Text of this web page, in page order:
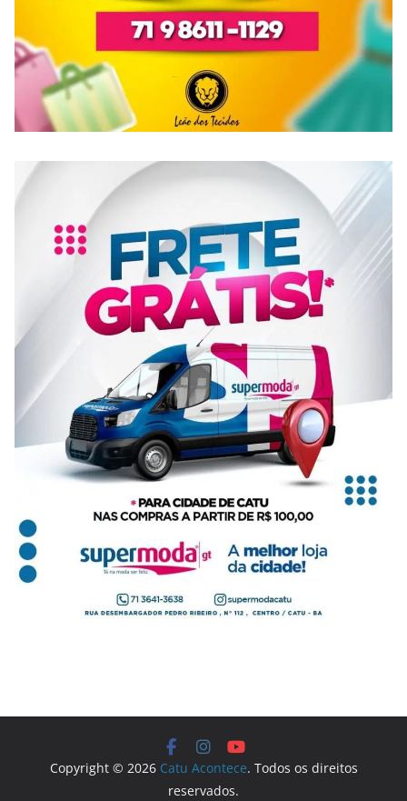
Copyright © 2026 Catu Acontece. Todos os direitos
reservados.